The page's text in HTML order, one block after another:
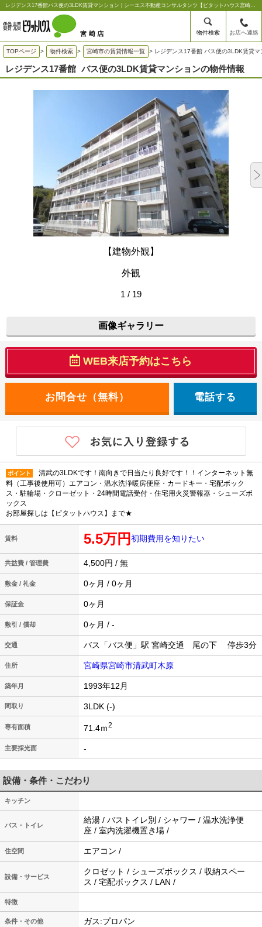
レジデンス17番館バス便の3LDK賃貸マンション | シーエス不動産コンサルタンツ【ピタットハウス宮崎店】
物件検索 お店へ連絡
TOPページ > 物件検索 > 宮崎市の賃貸情報一覧 > レジデンス17番館 バス便の3LDK賃貸マ
レジデンス17番館 バス便の3LDK賃貸マンションの物件情報
【建物外観】
外観
1 / 19
画像ギャラリー
WEB来店予約はこちら
電話する
ポイント
清武の3LDKです！南向きで日当たり良好です！！インターネット無
料（工事後使用可）エアコン・温水洗浄暖房便座・カードキー・宅配ボック
ス・駐輪場・クローゼット・24時間電話受付・住宅用火災警報器・シューズボ
ックス
お部屋探しは【ピタットハウス】まで★
賃料 5.5万円 初期費用を知りたい
共益費 / 管理費 4,500円 / 無
敷金 / 礼金 0ヶ月 / 0ヶ月
保証金 0ヶ月
敷引 / 償却 0ヶ月 / -
交通 バス「バス便」駅 宮崎交通 尾の下 停歩3分
住所 宮崎県宮崎市清武町木原
築年月 1993年12月
間取り 3LDK (-)
専有面積 71.4ｍ2
主要採光面 -
設備・条件・こだわり
キッチン
バス・トイレ
給湯 / バストイレ別 / シャワー / 温水洗浄便
座 / 室内洗濯機置き場 /
住空間 エアコン /
設備・サービス
クロゼット / シューズボックス / 収納スペー
ス / 宅配ボックス / LAN /
特徴
条件・その他 ガス:プロパン